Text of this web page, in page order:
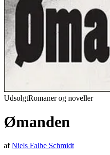
UdsolgtRomaner og noveller
Ømanden
afNiels Falbe Schmidt